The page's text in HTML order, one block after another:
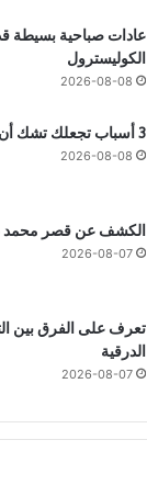
عادات صباحية
الكوليسترول
2026-08-08
3 أسباب تجعلك تشك أن لديك ورم بالغدة الدرقية
2026-08-08
الكشف عن قصر محمد
2026-08-07
تعرف على الفرق بين
الدرقية
2026-08-07